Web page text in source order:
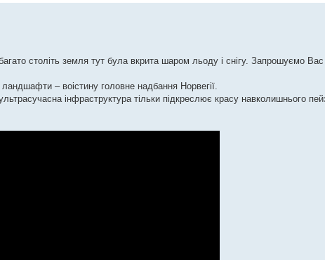
століть земля тут була вкрита шаром льоду і снігу. Запрошуємо Вас
– воістину головне надбання Норвегії.
інфраструктура тільки підкреслює красу навколишнього